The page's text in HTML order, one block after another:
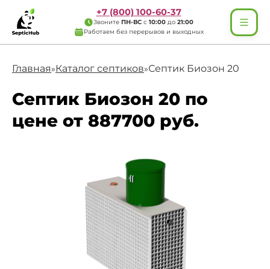
+7 (800) 100-60-37
Звоните ПН-ВС с 10:00 до 21:00
Работаем без перерывов и выходных
Главная»Каталог септиков»Септик Биозон 20
Септик Биозон 20 по
цене от 887700 руб.